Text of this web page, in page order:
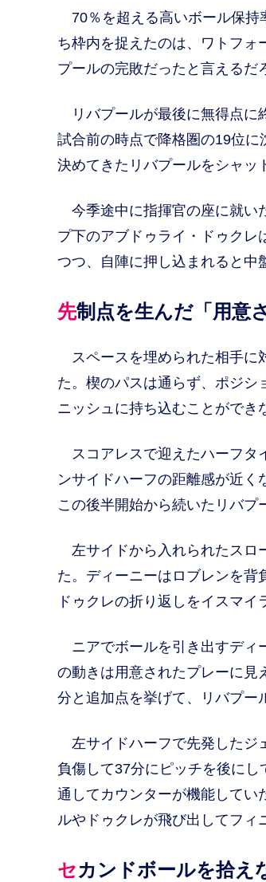
70％を超える高いボール保持
ち枠内を捉えたのは、ワトフォ
プールの完敗だったと言えるだ
リバプールが最後に無得点に
試合前の時点で降格圏の19位
決めてきたリバプールをシャッ
今季途中に指揮官の座に就い
プ下のアブドゥライ・ドゥクレ
つつ、自陣に押し込まれると中
先制点を生んだ「用意
スペースを埋められた相手に
た。楔のパスは通らず、ポジシ
ニッシュに持ち込むことができ
スコアレスで迎えたハーフタ
ンサイドハーフの距離感が近く
この後半開始から続いたリバプ
左サイドから入れられたスロ
た。ディーニーはロブレンを背
ドゥクレの折り返しをイスマイ
ニアでボールを引き出すディ
の動きは用意されたプレーに見
分と追加点を挙げて、リバプー
左サイドハーフで先発したジ
負傷して37分にピッチを後に
通してカウンターが機能してい
ルやドゥクレが飛び出してフィ
セカンドボールを拾え